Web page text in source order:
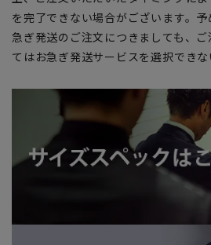
を完了できない場合がございます。
急ぎ発送のご注文につきましても、
てはお急ぎ発送サービスを選択でき